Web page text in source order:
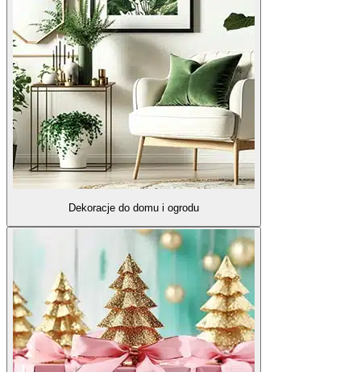
Dekoracje do domu i ogrodu